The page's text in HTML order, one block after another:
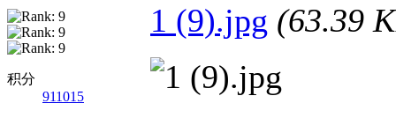
积分
911015
1 (9).jpg (63.39